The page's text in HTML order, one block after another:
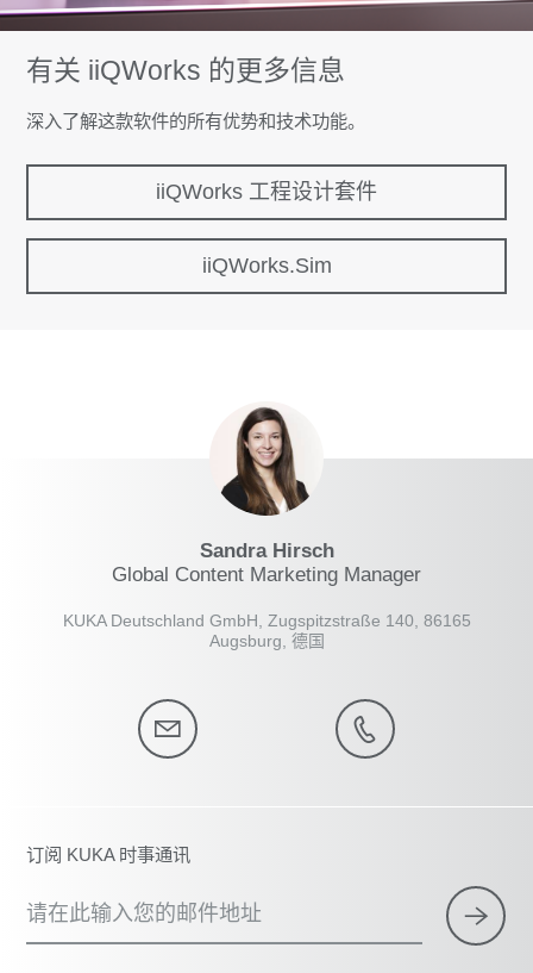
有关 iiQWorks 的更多信息
深入了解这款软件的所有优势和技术功能。
iiQWorks 工程设计套件
iiQWorks.Sim
Sandra Hirsch
Global Content Marketing Manager
KUKA Deutschland GmbH, Zugspitzstraße 140, 86165
Augsburg, 德国
订阅 KUKA 时事通讯
请在此输入您的邮件地址